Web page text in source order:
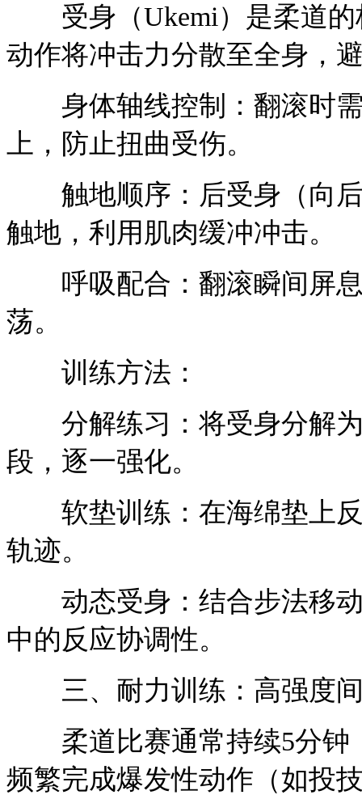
受身（Ukemi）是柔道的
动作将冲击力分散至全身，
身体轴线控制：翻滚时需
上，防止扭曲受伤。
触地顺序：后受身（向
触地，利用肌肉缓冲冲击。
呼吸配合：翻滚瞬间屏息
荡。
训练方法：
分解练习：将受身分解
段，逐一强化。
软垫训练：在海绵垫上反
轨迹。
动态受身：结合步法移动
中的反应协调性。
三、耐力训练：高强度间
柔道比赛通常持续5分钟
频繁完成爆发性动作（如投